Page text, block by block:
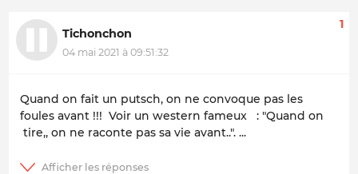
Tichonchon
04 mai 2021 à 09:51:32
1
Quand on fait un putsch, on ne convoque pas les
foules avant !!! Voir un western fameux : "Quand on
tire,, on ne raconte pas sa vie avant..". ...